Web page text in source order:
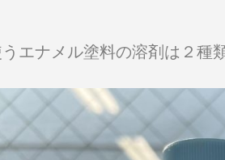
エナメル塗料の溶剤は２種